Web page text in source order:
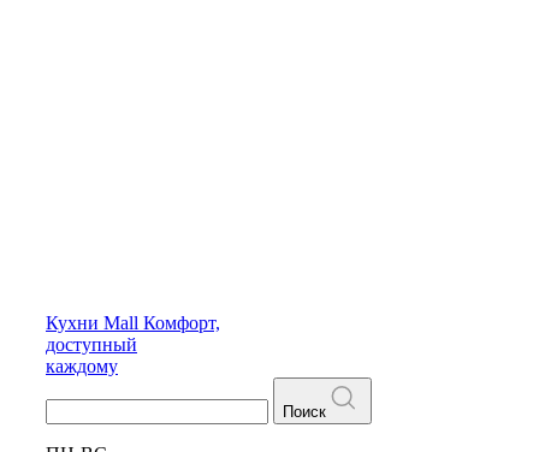
Кухни Mall Комфорт,
доступный
каждому
Поиск